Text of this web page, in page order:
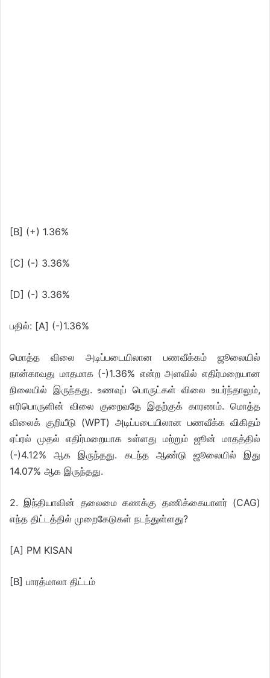
[B] (+) 1.36%
[C] (-) 3.36%
[D] (-) 3.36%
பதில்: [A] (-)1.36%
மொத்த விலை அடிப்படையிலான பணவீக்கம் ஜூலையில்
நான்காவது மாதமாக (-)1.36% என்ற அளவில் எதிர்மறையான
நிலையில் இருந்தது. உணவுப் பொருட்கள் விலை உயர்ந்தாலும்,
எரிபொருளின் விலை குறைவதே இதற்குக் காரணம். மொத்த
விலைக் குறியீடு (WPT) அடிப்படையிலான பணவீக்க விகிதம்
ஏப்ரல் முதல் எதிர்மறையாக உள்ளது மற்றும் ஜூன் மாதத்தில்
(-)4.12% ஆக இருந்தது. கடந்த ஆண்டு ஜூலையில் இது
14.07% ஆக இருந்தது.
2. இந்தியாவின் தலைமை கணக்கு தணிக்கையாளர் (CAG)
எந்த திட்டத்தில் முறைகேடுகள் நடந்துள்ளது?
[A] PM KISAN
[B] பாரத்மாலா திட்டம்